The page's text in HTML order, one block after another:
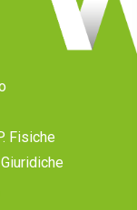
Fisiche